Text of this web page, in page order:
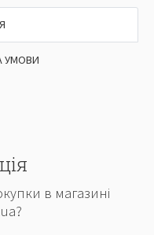
УМОВИ
в магазині